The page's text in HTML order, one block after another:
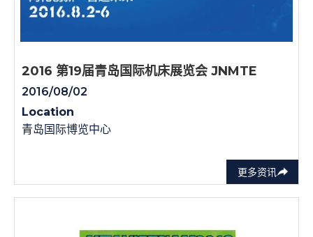
更多资讯
2016 第19届青岛国际机床展览会 JNMTE
2016/08/02
Location
青岛国际博览中心